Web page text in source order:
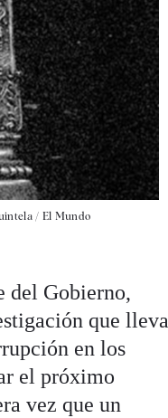
/ El Mundo
del Gobierno,
que lleva
en los
el próximo
vez que un